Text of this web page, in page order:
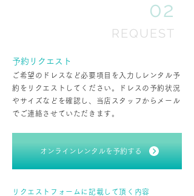
02
REQUEST
予約リクエスト
ご希望のドレスなど必要項目を入力しレンタル予
約をリクエストしてください。ドレスの予約状況
やサイズなどを確認し、当店スタッフからメール
でご連絡させていただきます。
オンラインレンタルを予約する
リクエストフォームに記載して頂く内容